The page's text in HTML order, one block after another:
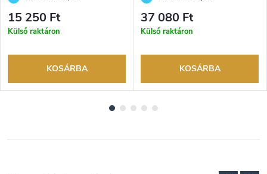
visszaküldési lehetőség. Hivatalos
márkakereskedő.
15 250 Ft
Külső raktáron
KOSÁRBA
visszaküldési lehetőség. Hivatalos
márkakereskedő.
37 080 Ft
Külső raktáron
KOSÁRBA